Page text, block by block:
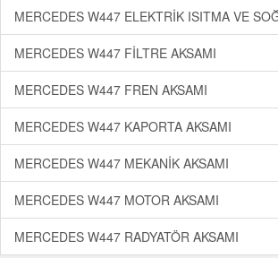
MERCEDES W447 ELEKTRİK ISITMA VE
MERCEDES W447 FİLTRE AKSAMI
MERCEDES W447 FREN AKSAMI
MERCEDES W447 KAPORTA AKSAMI
MERCEDES W447 MEKANİK AKSAMI
MERCEDES W447 MOTOR AKSAMI
MERCEDES W447 RADYATÖR AKSAMI